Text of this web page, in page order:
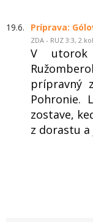
19.6. Príprava:
ZDA - RUZ 3:3,
V utorok
prípravný
Pohronie.
zostave,
z dorastu